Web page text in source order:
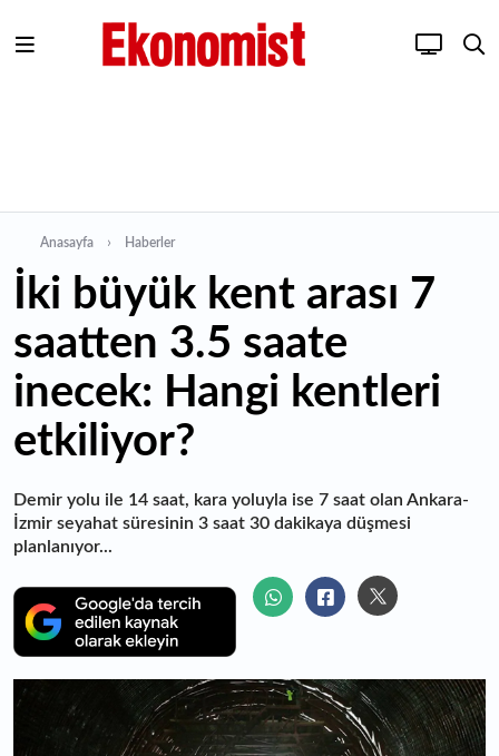
Anasayfa Haberler
İki büyük kent arası 7
saatten 3.5 saate
inecek: Hangi kentleri
etkiliyor?
Demir yolu ile 14 saat, kara yoluyla ise 7 saat olan Ankara-
İzmir seyahat süresinin 3 saat 30 dakikaya düşmesi
planlanıyor...